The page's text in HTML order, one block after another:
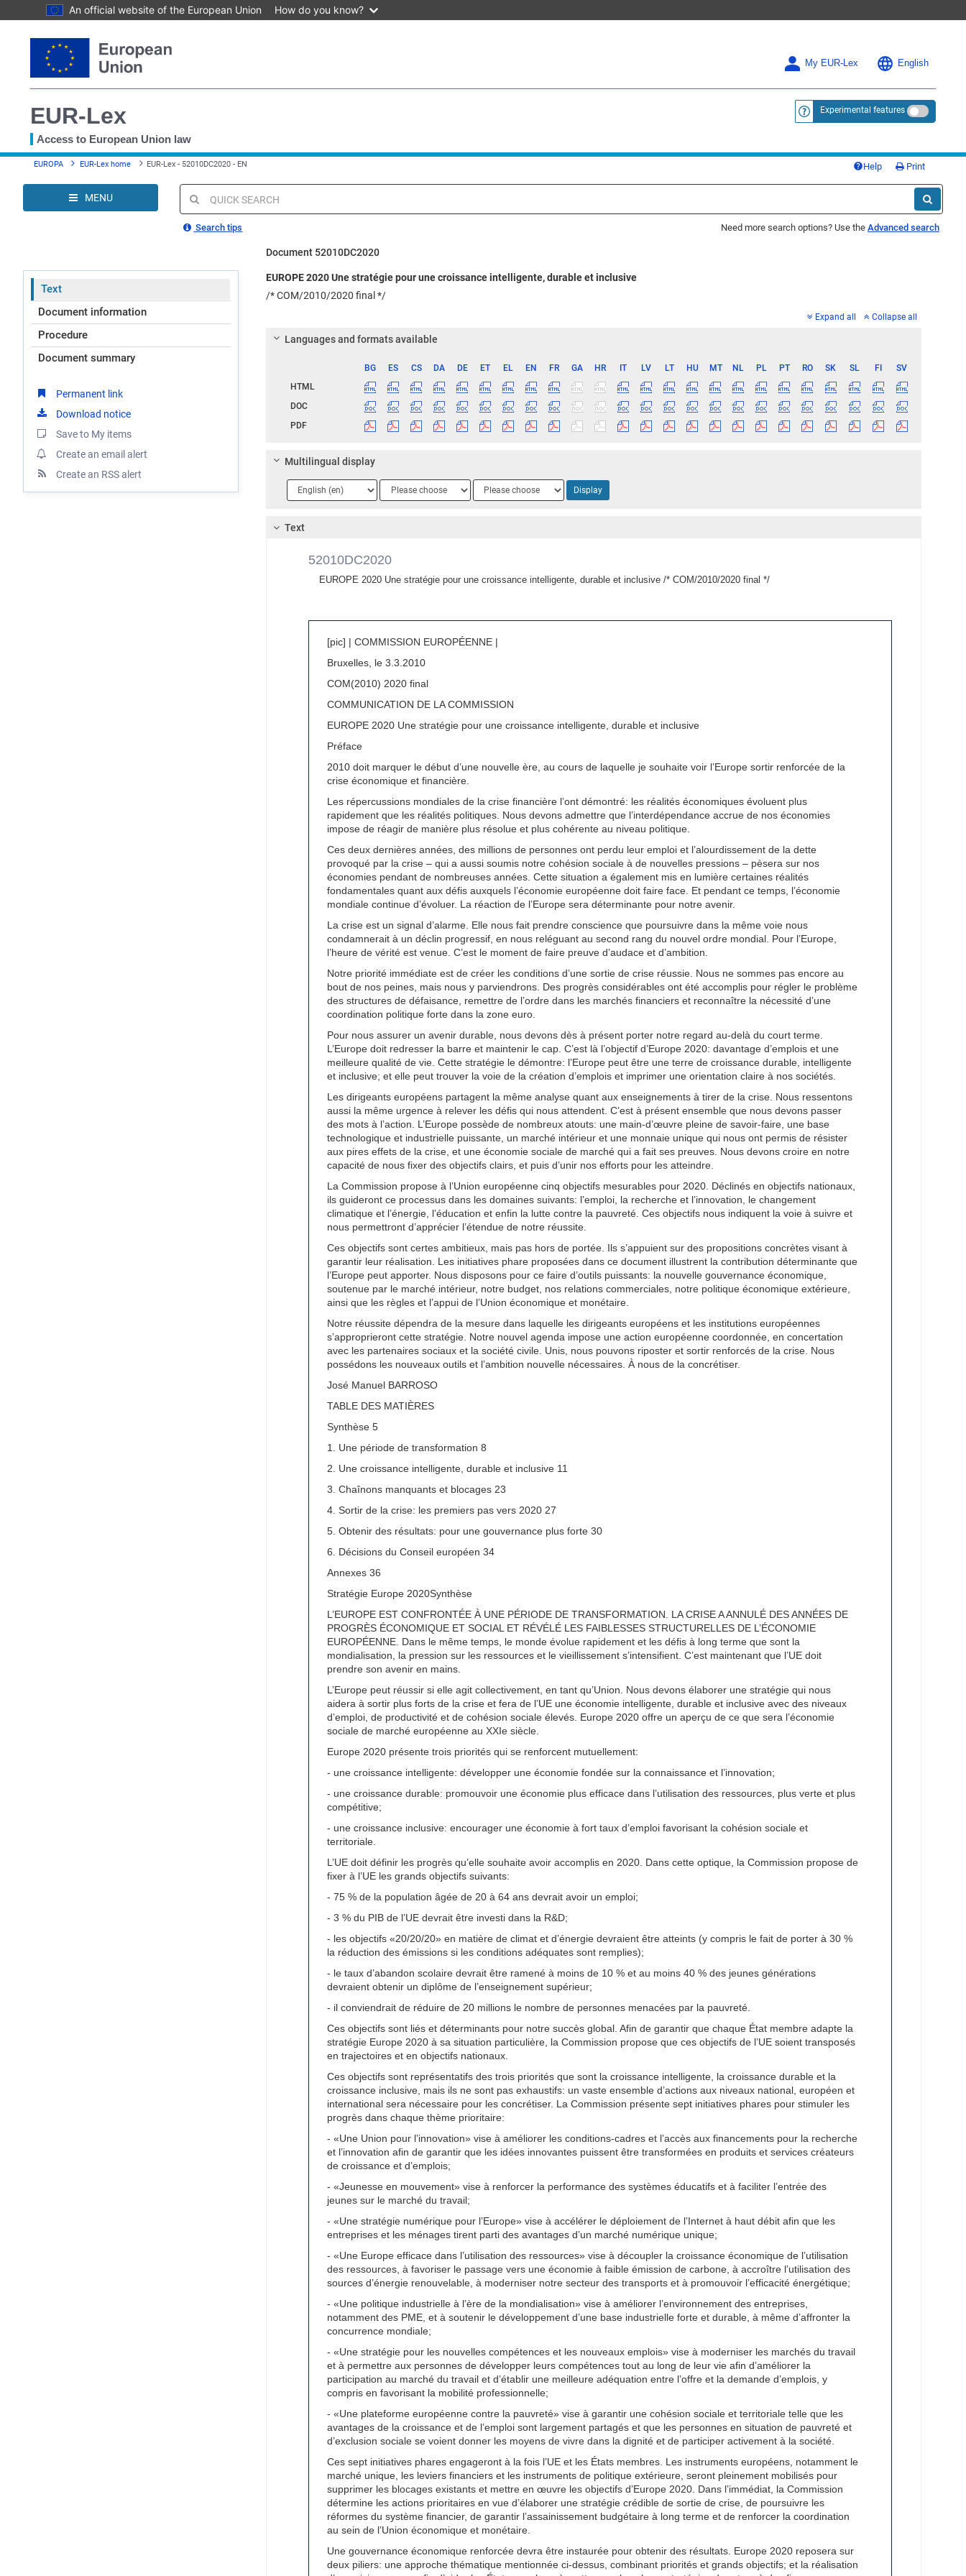
An official website of the European Union How do you know?
to
content
My EUR-Lex English
EUR-Lex
Access to European Union law
<a href="https://eur-lex.europa.eu/
Experimental features
You
here
EUROPA EUR-Lex home EUR-Lex - 52010DC2020 - EN Help Print
MENU
Quick
search
Search tips Need more search options? Use the Advanced search
Document 52010DC2020
Text
Document information
Procedure
Document summary
Permanent link
Download notice
Save to My items
Create an email alert
Create an RSS alert
EUROPE 2020 Une stratégie pour une croissance intelligente, durable et inclusive
/* COM/2010/2020 final */
Expand all Collapse all
Languages and formats available
BG ES CS DA DE ET EL EN FR GA HR IT LV LT HU MT NL PL PT RO SK SL FI
SV
HTML
DOC
PDF
Multilingual display
Language
1
Language
2
Language
3
Display
Text
52010DC2020
EUROPE 2020 Une stratégie pour une croissance intelligente, durable et inclusive /* COM/2010/2020 final */
[pic] | COMMISSION EUROPÉENNE |
Bruxelles, le 3.3.2010
COM(2010) 2020 final
COMMUNICATION DE LA COMMISSION
EUROPE 2020 Une stratégie pour une croissance intelligente, durable et inclusive
Préface
2010 doit marquer le début d’une nouvelle ère, au cours de laquelle je souhaite voir l’Europe sortir renforcée de la
crise économique et financière.
Les répercussions mondiales de la crise financière l’ont démontré: les réalités économiques évoluent plus
rapidement que les réalités politiques. Nous devons admettre que l’interdépendance accrue de nos économies
impose de réagir de manière plus résolue et plus cohérente au niveau politique.
Ces deux dernières années, des millions de personnes ont perdu leur emploi et l’alourdissement de la dette
provoqué par la crise – qui a aussi soumis notre cohésion sociale à de nouvelles pressions – pèsera sur nos
économies pendant de nombreuses années. Cette situation a également mis en lumière certaines réalités
fondamentales quant aux défis auxquels l’économie européenne doit faire face. Et pendant ce temps, l’économie
mondiale continue d’évoluer. La réaction de l’Europe sera déterminante pour notre avenir.
La crise est un signal d’alarme. Elle nous fait prendre conscience que poursuivre dans la même voie nous
condamnerait à un déclin progressif, en nous reléguant au second rang du nouvel ordre mondial. Pour l’Europe,
l’heure de vérité est venue. C’est le moment de faire preuve d’audace et d’ambition.
Notre priorité immédiate est de créer les conditions d’une sortie de crise réussie. Nous ne sommes pas encore au
bout de nos peines, mais nous y parviendrons. Des progrès considérables ont été accomplis pour régler le problème
des structures de défaisance, remettre de l’ordre dans les marchés financiers et reconnaître la nécessité d’une
coordination politique forte dans la zone euro.
Pour nous assurer un avenir durable, nous devons dès à présent porter notre regard au-delà du court terme.
L’Europe doit redresser la barre et maintenir le cap. C’est là l’objectif d’Europe 2020: davantage d’emplois et une
meilleure qualité de vie. Cette stratégie le démontre: l’Europe peut être une terre de croissance durable, intelligente
et inclusive; et elle peut trouver la voie de la création d’emplois et imprimer une orientation claire à nos sociétés.
Les dirigeants européens partagent la même analyse quant aux enseignements à tirer de la crise. Nous ressentons
aussi la même urgence à relever les défis qui nous attendent. C’est à présent ensemble que nous devons passer
des mots à l’action. L’Europe possède de nombreux atouts: une main-d’œuvre pleine de savoir-faire, une base
technologique et industrielle puissante, un marché intérieur et une monnaie unique qui nous ont permis de résister
aux pires effets de la crise, et une économie sociale de marché qui a fait ses preuves. Nous devons croire en notre
capacité de nous fixer des objectifs clairs, et puis d’unir nos efforts pour les atteindre.
La Commission propose à l’Union européenne cinq objectifs mesurables pour 2020. Déclinés en objectifs nationaux,
ils guideront ce processus dans les domaines suivants: l’emploi, la recherche et l’innovation, le changement
climatique et l’énergie, l’éducation et enfin la lutte contre la pauvreté. Ces objectifs nous indiquent la voie à suivre et
nous permettront d’apprécier l’étendue de notre réussite.
Ces objectifs sont certes ambitieux, mais pas hors de portée. Ils s’appuient sur des propositions concrètes visant à
garantir leur réalisation. Les initiatives phare proposées dans ce document illustrent la contribution déterminante que
l’Europe peut apporter. Nous disposons pour ce faire d’outils puissants: la nouvelle gouvernance économique,
soutenue par le marché intérieur, notre budget, nos relations commerciales, notre politique économique extérieure,
ainsi que les règles et l’appui de l’Union économique et monétaire.
Notre réussite dépendra de la mesure dans laquelle les dirigeants européens et les institutions européennes
s’approprieront cette stratégie. Notre nouvel agenda impose une action européenne coordonnée, en concertation
avec les partenaires sociaux et la société civile. Unis, nous pouvons riposter et sortir renforcés de la crise. Nous
possédons les nouveaux outils et l’ambition nouvelle nécessaires. À nous de la concrétiser.
José Manuel BARROSO
TABLE DES MATIÈRES
Synthèse 5
1. Une période de transformation 8
2. Une croissance intelligente, durable et inclusive 11
3. Chaînons manquants et blocages 23
4. Sortir de la crise: les premiers pas vers 2020 27
5. Obtenir des résultats: pour une gouvernance plus forte 30
6. Décisions du Conseil européen 34
Annexes 36
Stratégie Europe 2020Synthèse
L’EUROPE EST CONFRONTÉE À UNE PÉRIODE DE TRANSFORMATION. LA CRISE A ANNULÉ DES ANNÉES DE
PROGRÈS ÉCONOMIQUE ET SOCIAL ET RÉVÉLÉ LES FAIBLESSES STRUCTURELLES DE L’ÉCONOMIE
EUROPÉENNE. Dans le même temps, le monde évolue rapidement et les défis à long terme que sont la
mondialisation, la pression sur les ressources et le vieillissement s’intensifient. C’est maintenant que l’UE doit
prendre son avenir en mains.
L’Europe peut réussir si elle agit collectivement, en tant qu’Union. Nous devons élaborer une stratégie qui nous
aidera à sortir plus forts de la crise et fera de l’UE une économie intelligente, durable et inclusive avec des niveaux
d’emploi, de productivité et de cohésion sociale élevés. Europe 2020 offre un aperçu de ce que sera l’économie
sociale de marché européenne au XXIe siècle.
Europe 2020 présente trois priorités qui se renforcent mutuellement:
- une croissance intelligente: développer une économie fondée sur la connaissance et l’innovation;
- une croissance durable: promouvoir une économie plus efficace dans l’utilisation des ressources, plus verte et plus
compétitive;
- une croissance inclusive: encourager une économie à fort taux d’emploi favorisant la cohésion sociale et
territoriale.
L’UE doit définir les progrès qu’elle souhaite avoir accomplis en 2020. Dans cette optique, la Commission propose de
fixer à l’UE les grands objectifs suivants:
- 75 % de la population âgée de 20 à 64 ans devrait avoir un emploi;
- 3 % du PIB de l’UE devrait être investi dans la R&D;
- les objectifs «20/20/20» en matière de climat et d’énergie devraient être atteints (y compris le fait de porter à 30 %
la réduction des émissions si les conditions adéquates sont remplies);
- le taux d’abandon scolaire devrait être ramené à moins de 10 % et au moins 40 % des jeunes générations
devraient obtenir un diplôme de l’enseignement supérieur;
- il conviendrait de réduire de 20 millions le nombre de personnes menacées par la pauvreté.
Ces objectifs sont liés et déterminants pour notre succès global. Afin de garantir que chaque État membre adapte la
stratégie Europe 2020 à sa situation particulière, la Commission propose que ces objectifs de l’UE soient transposés
en trajectoires et en objectifs nationaux.
Ces objectifs sont représentatifs des trois priorités que sont la croissance intelligente, la croissance durable et la
croissance inclusive, mais ils ne sont pas exhaustifs: un vaste ensemble d’actions aux niveaux national, européen et
international sera nécessaire pour les concrétiser. La Commission présente sept initiatives phares pour stimuler les
progrès dans chaque thème prioritaire:
- «Une Union pour l’innovation» vise à améliorer les conditions-cadres et l’accès aux financements pour la recherche
et l’innovation afin de garantir que les idées innovantes puissent être transformées en produits et services créateurs
de croissance et d’emplois;
- «Jeunesse en mouvement» vise à renforcer la performance des systèmes éducatifs et à faciliter l’entrée des
jeunes sur le marché du travail;
- «Une stratégie numérique pour l’Europe» vise à accélérer le déploiement de l’Internet à haut débit afin que les
entreprises et les ménages tirent parti des avantages d’un marché numérique unique;
- «Une Europe efficace dans l’utilisation des ressources» vise à découpler la croissance économique de l’utilisation
des ressources, à favoriser le passage vers une économie à faible émission de carbone, à accroître l’utilisation des
sources d’énergie renouvelable, à moderniser notre secteur des transports et à promouvoir l’efficacité énergétique;
- «Une politique industrielle à l’ère de la mondialisation» vise à améliorer l’environnement des entreprises,
notamment des PME, et à soutenir le développement d’une base industrielle forte et durable, à même d’affronter la
concurrence mondiale;
- «Une stratégie pour les nouvelles compétences et les nouveaux emplois» vise à moderniser les marchés du travail
et à permettre aux personnes de développer leurs compétences tout au long de leur vie afin d’améliorer la
participation au marché du travail et d’établir une meilleure adéquation entre l’offre et la demande d’emplois, y
compris en favorisant la mobilité professionnelle;
- «Une plateforme européenne contre la pauvreté» vise à garantir une cohésion sociale et territoriale telle que les
avantages de la croissance et de l’emploi sont largement partagés et que les personnes en situation de pauvreté et
d’exclusion sociale se voient donner les moyens de vivre dans la dignité et de participer activement à la société.
Ces sept initiatives phares engageront à la fois l’UE et les États membres. Les instruments européens, notamment le
marché unique, les leviers financiers et les instruments de politique extérieure, seront pleinement mobilisés pour
supprimer les blocages existants et mettre en œuvre les objectifs d’Europe 2020. Dans l’immédiat, la Commission
détermine les actions prioritaires en vue d’élaborer une stratégie crédible de sortie de crise, de poursuivre les
réformes du système financier, de garantir l’assainissement budgétaire à long terme et de renforcer la coordination
au sein de l’Union économique et monétaire.
Une gouvernance économique renforcée devra être instaurée pour obtenir des résultats. Europe 2020 reposera sur
deux piliers: une approche thématique mentionnée ci-dessus, combinant priorités et grands objectifs; et la réalisation